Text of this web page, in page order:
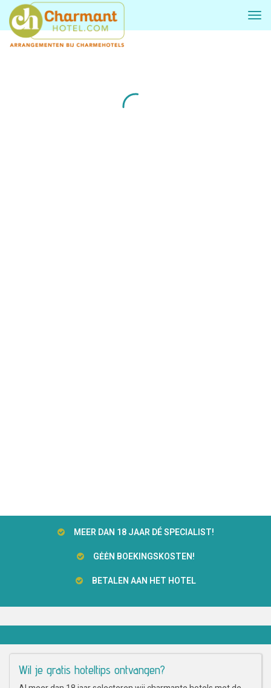
MEER DAN 18 JAAR DÉ SPECIALIST!
GĖĖN BOEKINGSKOSTEN!
BETALEN AAN HET HOTEL
Wil je gratis hoteltips ontvangen?